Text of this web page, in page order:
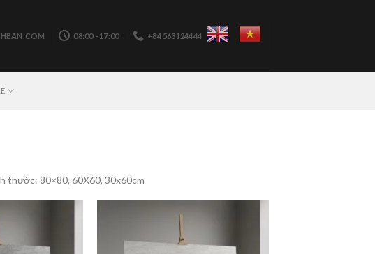
08:00 - 17:00 +84 563124444
thước: 80×80, 60X60, 30x60cm